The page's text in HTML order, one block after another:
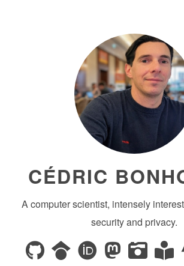
CÉDRIC
A computer scientist, intensely
security and privacy.